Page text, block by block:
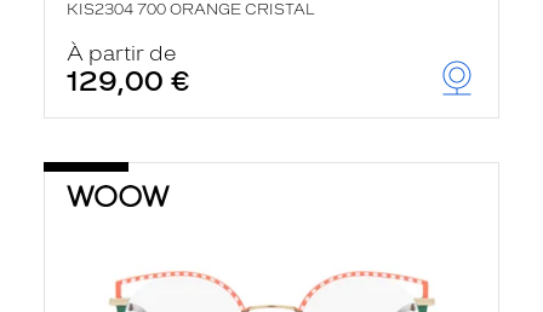
KIS2304 700 ORANGE CRISTAL
À partir de
129,00 €